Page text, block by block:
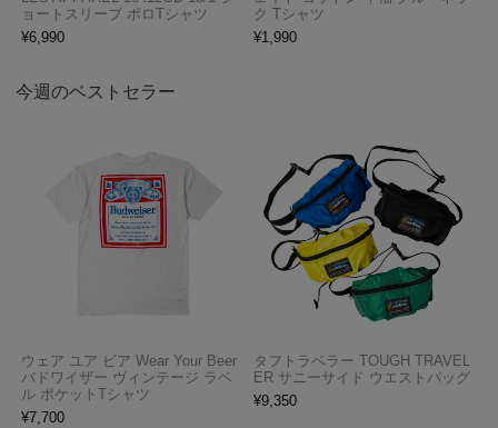
ョートスリーブ ポロTシャツ
¥6,990
ク Tシャツ
¥1,990
今週のベストセラー
ウェア ユア ビア Wear Your Beer
バドワイザー ヴィンテージ ラベ
ル ポケットTシャツ
¥7,700
タフトラベラー TOUGH TRAVEL
ER サニーサイド ウエストバッグ
¥9,350